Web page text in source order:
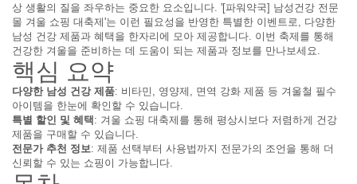
상 생활의 질을 좌우하는 중요한 요소입니다. '[파워약국] 남성건강 전문
몰 겨울 쇼핑 대축제'는 이런 필요성을 반영한 특별한 이벤트로, 다양한
남성 건강 제품과 혜택을 한자리에 모아 제공합니다. 이번 축제를 통해
건강한 겨울을 준비하는 데 도움이 되는 제품과 정보를 만나보세요.
핵심 요약
다양한 남성 건강 제품: 비타민, 영양제, 면역 강화 제품 등 겨울철 필수
아이템을 한눈에 확인할 수 있습니다.
특별 할인 및 혜택 : 겨울 쇼핑 대축제를 통해 평상시보다 저렴하게 건강
제품을 구매할 수 있습니다.
전문가 추천 정보: 제품 선택부터 사용법까지 전문가의 조언을 통해 더
신뢰할 수 있는 쇼핑이 가능합니다.